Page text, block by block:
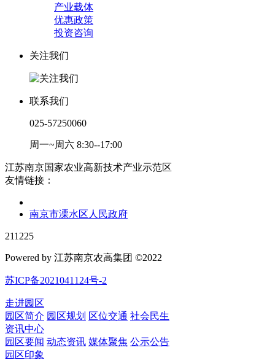
产业载体
优惠政策
投资咨询
关注我们
联系我们
025-57250060
周一~周六 8:30--17:00
江苏南京国家农业高新技术产业示范区
友情链接：
南京市溧水区人民政府
211225
Powered by 江苏南京农高集团 ©2022
苏ICP备2021041124号-2
走进园区
园区简介 园区规划 区位交通 社会民生
资讯中心
园区要闻 动态资讯 媒体聚焦 公示公告
园区印象